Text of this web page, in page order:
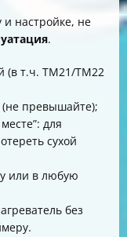
и настройке, не
.
(в т.ч. TM21/TM22
(не превышайте);
для
сухой
или в любую
без